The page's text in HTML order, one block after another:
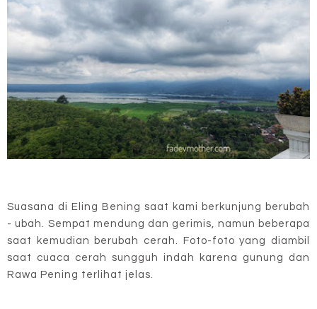
Suasana di Eling Bening saat kami berkunjung berubah
- ubah. Sempat mendung dan gerimis, namun beberapa
saat kemudian berubah cerah. Foto-foto yang diambil
saat cuaca cerah sungguh indah karena gunung dan
Rawa Pening terlihat jelas.